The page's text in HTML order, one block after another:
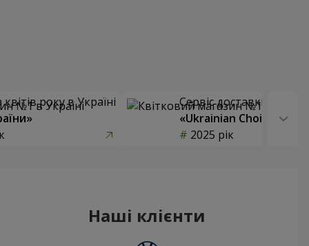
року в Україні
Сервіс доставки квітів
«Ukrainian Choice»
2025 рік
Наші клієнти